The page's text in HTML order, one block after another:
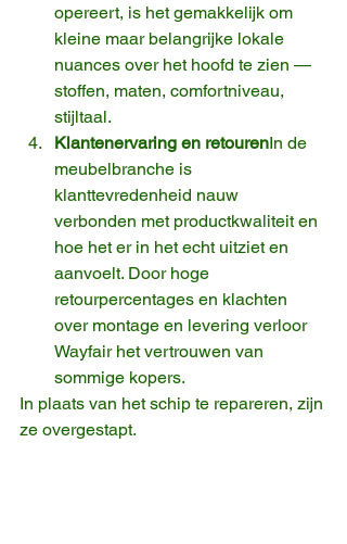
opereert, is het gemakkelijk om
kleine maar belangrijke lokale
nuances over het hoofd te zien —
stoffen, maten, comfortniveau,
stijltaal.
Klantenervaring en retourenIn de
meubelbranche is
klanttevredenheid nauw
verbonden met productkwaliteit en
hoe het er in het echt uitziet en
aanvoelt. Door hoge
retourpercentages en klachten
over montage en levering verloor
Wayfair het vertrouwen van
sommige kopers.
In plaats van het schip te repareren, zijn
ze overgestapt.